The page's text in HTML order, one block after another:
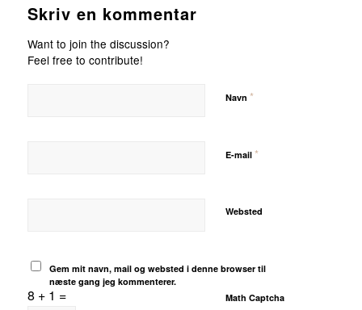
Skriv en kommentar
Want to join the discussion?
Feel free to contribute!
Navn *
E-mail *
Websted
Gem mit navn, mail og websted i denne browser til
næste gang jeg kommenterer.
Math Captcha
8 + 1 =